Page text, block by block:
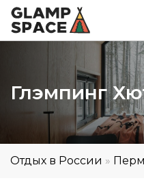
Глэмпинг
Отдых в России »